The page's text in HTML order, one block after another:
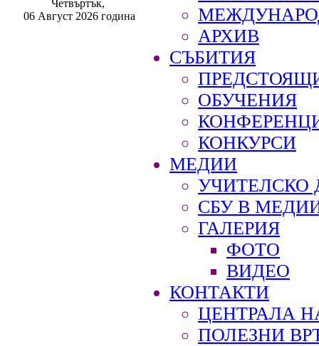
Четвъртък,
06 Август 2026 година
АРХИВ
СЪБИТИЯ
ОБУЧЕНИЯ
КОНКУРСИ
МЕДИИ
УЧИТЕЛСКО
СБУ В
ГАЛЕРИЯ
ФОТО
ВИДЕО
КОНТАКТИ
ЦЕНТРАЛА
ПОЛЕЗНИ